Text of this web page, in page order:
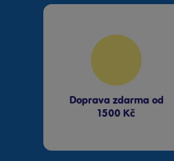
Doprava zdarma od
1500 Kč